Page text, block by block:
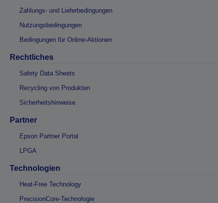
Zahlungs- und Lieferbedingungen
Nutzungsbedingungen
Bedingungen für Online-Aktionen
Rechtliches
Safety Data Sheets
Recycling von Produkten
Sicherheitshinweise
Partner
Epson Partner Portal
LPGA
Technologien
Heat-Free Technology
PrecisionCore-Technologie